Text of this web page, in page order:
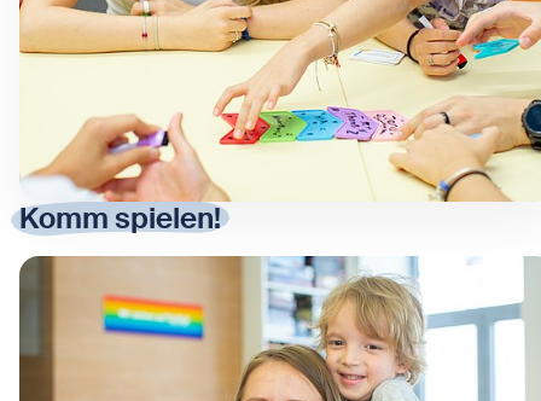
Komm spielen!
Bild in Lightbox öffnen